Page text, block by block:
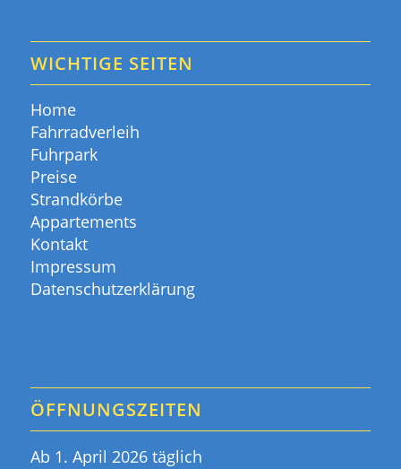
WICHTIGE SEITEN
Home
Fahrradverleih
Fuhrpark
Preise
Strandkörbe
Appartements
Kontakt
Impressum
Datenschutzerklärung
ÖFFNUNGSZEITEN
Ab 1. April 2026 täglich